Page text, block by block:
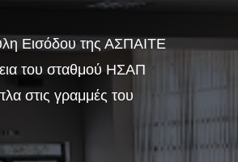
Εισόδου της ΑΣΠΑΙΤΕ
του σταθμού ΗΣΑΠ
στις γραμμές του